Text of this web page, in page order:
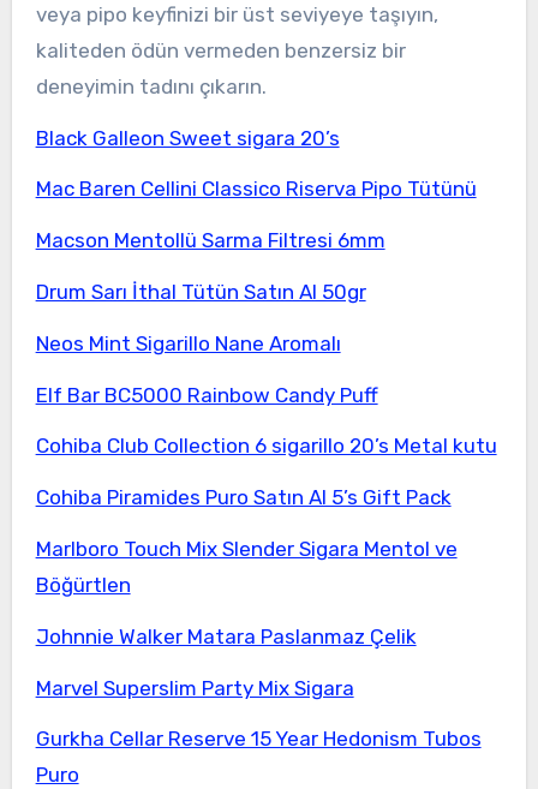
veya pipo keyfinizi bir üst seviyeye taşıyın,
kaliteden ödün vermeden benzersiz bir
deneyimin tadını çıkarın.
Black Galleon Sweet sigara 20’s
Mac Baren Cellini Classico Riserva Pipo Tütünü
Macson Mentollü Sarma Filtresi 6mm
Drum Sarı İthal Tütün Satın Al 50gr
Neos Mint Sigarillo Nane Aromalı
Elf Bar BC5000 Rainbow Candy Puff
Cohiba Club Collection 6 sigarillo 20’s Metal kutu
Cohiba Piramides Puro Satın Al 5’s Gift Pack
Marlboro Touch Mix Slender Sigara Mentol ve
Böğürtlen
Johnnie Walker Matara Paslanmaz Çelik
Marvel Superslim Party Mix Sigara
Gurkha Cellar Reserve 15 Year Hedonism Tubos
Puro